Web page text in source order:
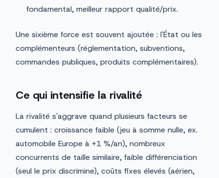
fondamental, meilleur rapport qualité/prix.
Une sixième force est souvent ajoutée : l'État ou les
complémenteurs (réglementation, subventions,
commandes publiques, produits complémentaires).
Ce qui intensifie la rivalité
La rivalité s'aggrave quand plusieurs facteurs se
cumulent : croissance faible (jeu à somme nulle, ex.
automobile Europe à +1 %/an), nombreux
concurrents de taille similaire, faible différenciation
(seul le prix discrimine), coûts fixes élevés (aérien,